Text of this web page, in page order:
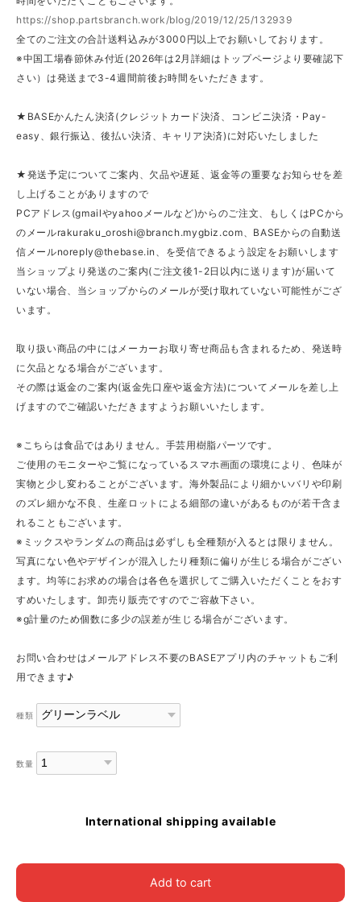
https://shop.partsbranch.work/blog/2019/12/25/132939
全てのご注文の合計送料込みが3000円以上でお願いしております。
※中国工場春節休み付近(2026年は2月詳細はトップページより要確認下
さい）は発送まで3-4週間前後お時間をいただきます。
★BASEかんたん決済(クレジットカード決済、コンビニ決済・Pay-
easy、銀行振込、後払い決済、キャリア決済)に対応いたしました
★発送予定についてご案内、欠品や遅延、返金等の重要なお知らせを差
し上げることがありますので
PCアドレス(gmailやyahooメールなど)からのご注文、もしくはPCから
のメールrakuraku_oroshi@branch.mygbiz.com 、BASEからの自動送
信メールnoreply@thebase.in
、を受信できるよう設定をお願いします
当ショップより発送のご案内(ご注文後1-2日以内に送ります)が届いて
いない場合、当ショップからのメールが受け取れていない可能性がござ
います。
取り扱い商品の中にはメーカーお取り寄せ商品も含まれるため、発送時
に欠品となる場合がございます。
その際は返金のご案内(返金先口座や返金方法)についてメールを差し上
げますのでご確認いただきますようお願いいたします。
※こちらは食品ではありません。手芸用樹脂パーツです。
ご使用のモニターやご覧になっているスマホ画面の環境により、色味が
実物と少し変わることがございます。海外製品により細かいバリや印刷
のズレ細かな不良、生産ロットによる細部の違いがあるものが若干含ま
れることもございます。
※ミックスやランダムの商品は必ずしも全種類が入るとは限りません。
写真にない色やデザインが混入したり種類に偏りが生じる場合がござい
ます。均等にお求めの場合は各色を選択してご購入いただくことをおす
すめいたします。卸売り販売ですのでご容赦下さい。
※g計量のため個数に多少の誤差が生じる場合がございます。
お問い合わせはメールアドレス不要のBASEアプリ内のチャットもご利
用できます♪
種類
数量
International shipping available
Add to cart